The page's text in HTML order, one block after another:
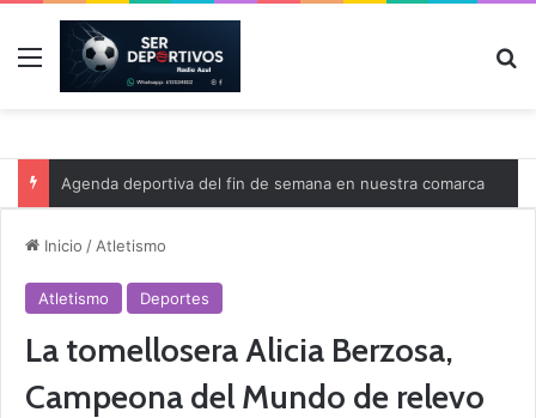
Menú
Agenda deportiva del fin de semana en nuestra comarca
Inicio / Atletismo
Atletismo Deportes
La tomellosera Alicia Berzosa,
Campeona del Mundo de relevo